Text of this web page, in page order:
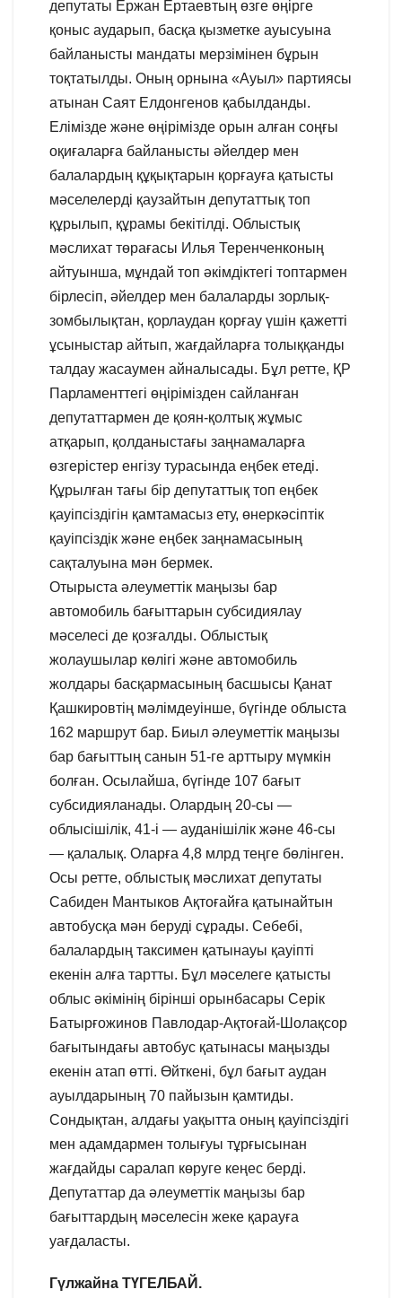
депутаты Ержан Ертаевтың өзге өңірге
қоныс аударып, басқа қызметке ауысуына
байланысты мандаты мерзімінен бұрын
тоқтатылды. Оның орнына «Ауыл» партиясы
атынан Саят Елдонгенов қабылданды.
Елімізде және өңірімізде орын алған соңғы
оқиғаларға байланысты әйелдер мен
балалардың құқықтарын қорғауға қатысты
мәселелерді қаузайтын депутаттық топ
құрылып, құрамы бекітілді. Облыстық
мәслихат төрағасы Илья Теренченконың
айтуынша, мұндай топ әкімдіктегі топтармен
бірлесіп, әйелдер мен балаларды зорлық-
зомбылықтан, қорлаудан қорғау үшін қажетті
ұсыныстар айтып, жағдайларға толыққанды
талдау жасаумен айналысады. Бұл ретте, ҚР
Парламенттегі өңірімізден сайланған
депутаттармен де қоян-қолтық жұмыс
атқарып, қолданыстағы заңнамаларға
өзгерістер енгізу турасында еңбек етеді.
Құрылған тағы бір депутаттық топ еңбек
қауіпсіздігін қамтамасыз ету, өнеркәсіптік
қауіпсіздік және еңбек заңнамасының
сақталуына мән бермек.
Отырыста әлеуметтік маңызы бар
автомобиль бағыттарын субсидиялау
мәселесі де қозғалды. Облыстық
жолаушылар көлігі және автомобиль
жолдары басқармасының басшысы Қанат
Қашкировтің мәлімдеуінше, бүгінде облыста
162 маршрут бар. Биыл әлеуметтік маңызы
бар бағыттың санын 51-ге арттыру мүмкін
болған. Осылайша, бүгінде 107 бағыт
субсидияланады. Олардың 20-сы —
облысішілік, 41-і — ауданішілік және 46-сы
— қалалық. Оларға 4,8 млрд теңге бөлінген.
Осы ретте, облыстық мәслихат депутаты
Сабиден Мантыков Ақтоғайға қатынайтын
автобусқа мән беруді сұрады. Себебі,
балалардың таксимен қатынауы қауіпті
екенін алға тартты. Бұл мәселеге қатысты
облыс әкімінің бірінші орынбасары Серік
Батырғожинов Павлодар-Ақтоғай-Шолақсор
бағытындағы автобус қатынасы маңызды
екенін атап өтті. Өйткені, бұл бағыт аудан
ауылдарының 70 пайызын қамтиды.
Сондықтан, алдағы уақытта оның қауіпсіздігі
мен адамдармен толығуы тұрғысынан
жағдайды саралап көруге кеңес берді.
Депутаттар да әлеуметтік маңызы бар
бағыттардың мәселесін жеке қарауға
уағдаласты.
Гүлжайна ТҮГЕЛБАЙ.